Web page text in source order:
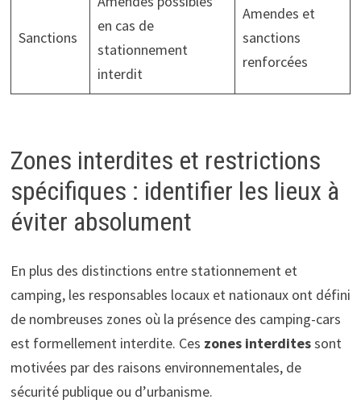
Sanctions
en cas de
stationnement
interdit
Amendes et
sanctions
renforcées
Zones interdites et restrictions
spécifiques : identifier les lieux à
éviter absolument
En plus des distinctions entre stationnement et
camping, les responsables locaux et nationaux ont défini
de nombreuses zones où la présence des camping-cars
est formellement interdite. Ces zones interditessont
motivées par des raisons environnementales, de
sécurité publique ou d’urbanisme.